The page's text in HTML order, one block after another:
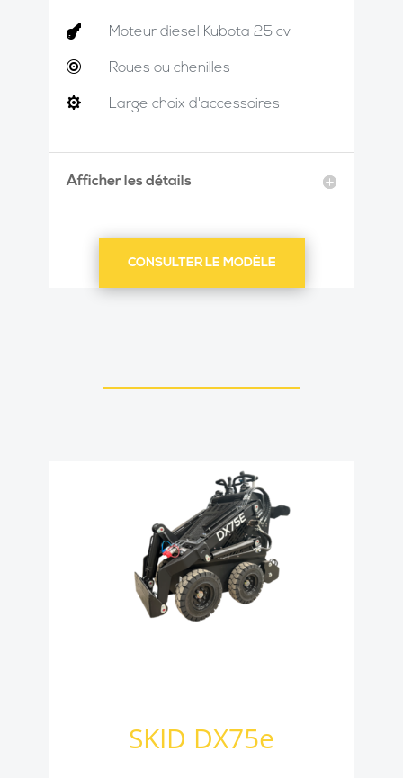

 Moteur diesel Kubota 25 cv
 Roues ou chenilles
 Large choix d'accessoires
Afficher les détails
CONSULTER LE MODÈLE
SKID DX75e